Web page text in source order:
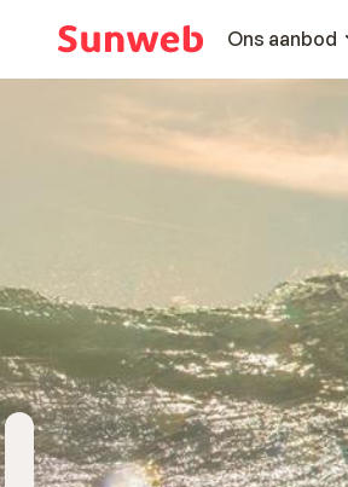
Ons aanbod
Bestemming
Kies bestemming
Wanneer
Vertrekdatum
Hoelang
Duur toevoegen
Reizigers
2 personen , 1